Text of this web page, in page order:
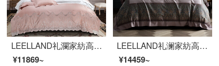
LEELLAND礼瀾家紡高級100本のフランス風レースの綿の寝具四点セットの見本板間姫風ベッド用品セットエリスロス1.8-2.0メートルベッド/220*240 cm
¥11869~
LEELLAND礼澜家紡高級140頭の馬の綿のデジタルプリントと刺繍の全綿の寝具四点セットの軽い豪華別荘の見本セットラファット城-松灰色1.8-210メートルのベッド/220*240 cm
¥14459~